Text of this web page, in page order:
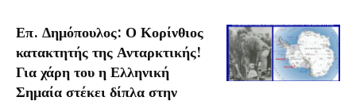
Επ. Δημόπουλος: Ο Κορίνθιος
κατακτητής της Ανταρκτικής!
Για χάρη του η Ελληνική
Σημαία στέκει δίπλα στην